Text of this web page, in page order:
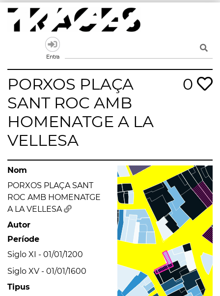
Skip
content
Un mapa de la memòria obert a tothom
Entra
PORXOS PLAÇA
SANT ROC AMB
HOMENATGE A LA
VELLESA
0
Nom
PORXOS PLAÇA SANT
ROC AMB HOMENATGE
A LA VELLESA
Autor
Període
Siglo XI - 01/01/1200
Siglo XV - 01/01/1600
Tipus